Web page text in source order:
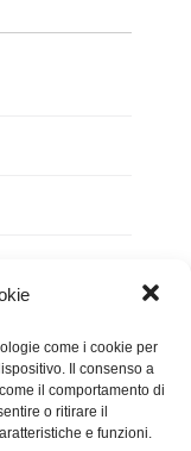
come i cookie per
Il consenso a
il comportamento di
o ritirare il
e funzioni.